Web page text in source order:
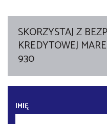
SKORZYSTAJ Z
KREDYTOWEJ
930
IMIĘ